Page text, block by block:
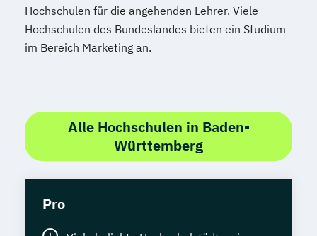
Hochschulen für die angehenden Lehrer. Viele
Hochschulen des Bundeslandes bieten ein Studium
im Bereich Marketing an.
Alle Hochschulen in Baden-
Württemberg
Pro